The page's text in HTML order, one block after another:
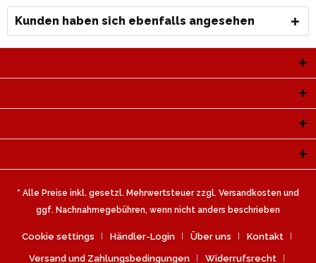
Kunden haben sich ebenfalls angesehen
* Alle Preise inkl. gesetzl. Mehrwertsteuer zzgl. Versandkosten und
ggf. Nachnahmegebühren, wenn nicht anders beschrieben
Cookie settings Händler-Login Über uns Kontakt
Versand und Zahlungsbedingungen Widerrufsrecht